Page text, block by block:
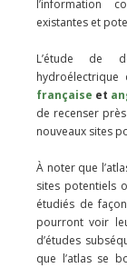
l’information
existantes et
L’étude de
hydroélectrique
française et
de recenser
nouveaux sites
À noter que
sites potentiels
étudiés de
pourront voir
d’études
que l’atlas se